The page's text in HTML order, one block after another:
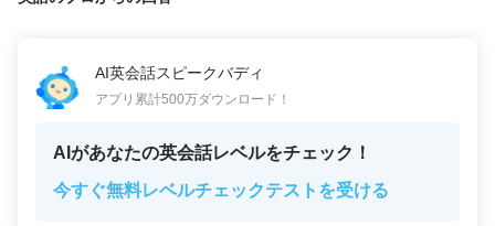
AI英会話スピークバディ
アプリ累計500万ダウンロード！
AIがあなたの英会話レベルをチェック！
今すぐ無料レベルチェックテストを受ける